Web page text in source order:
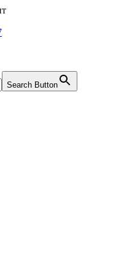
Search Button